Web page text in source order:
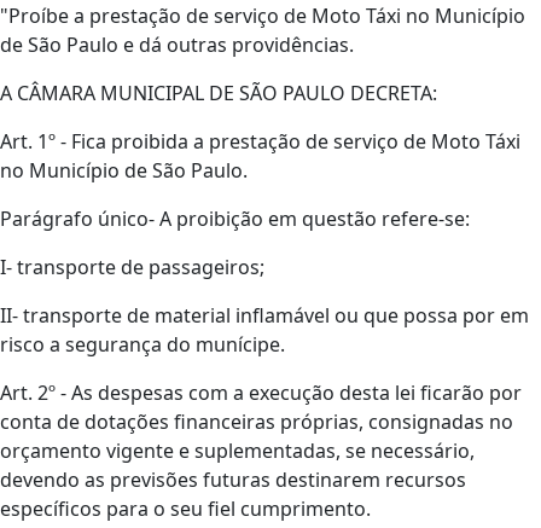
"Proíbe a prestação de serviço de Moto Táxi no Município
de São Paulo e dá outras providências.
A CÂMARA MUNICIPAL DE SÃO PAULO DECRETA:
Art. 1º - Fica proibida a prestação de serviço de Moto Táxi
no Município de São Paulo.
Parágrafo único- A proibição em questão refere-se:
I- transporte de passageiros;
II- transporte de material inflamável ou que possa por em
risco a segurança do munícipe.
Art. 2º - As despesas com a execução desta lei ficarão por
conta de dotações financeiras próprias, consignadas no
orçamento vigente e suplementadas, se necessário,
devendo as previsões futuras destinarem recursos
específicos para o seu fiel cumprimento.